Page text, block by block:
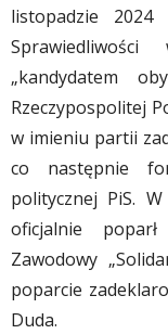
listopadzie
„kandydatem
Rzeczypospolitej
w imieniu partii
co następnie
politycznej PiS.
oficjalnie
Zawodowy
poparcie
Duda.